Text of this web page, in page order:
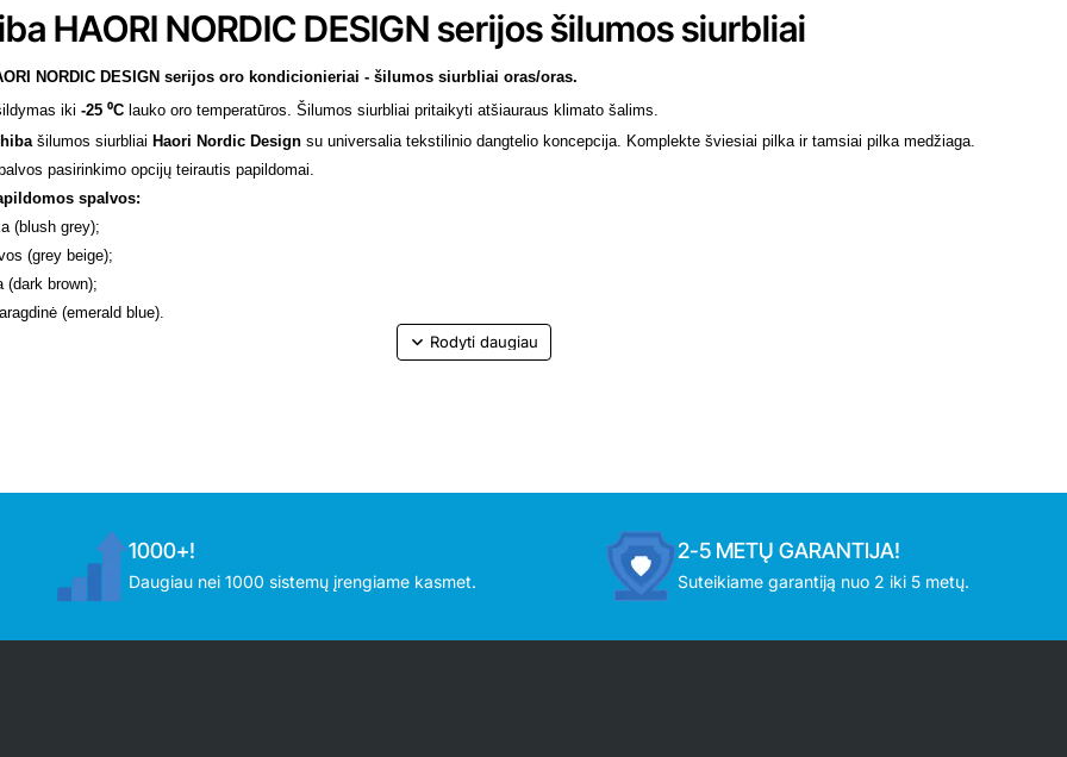
HAORI NORDIC DESIGN serijos šilumos siurbliai
NORDIC DESIGN serijos oro kondicionieriai - šilumos siurbliai oras/oras.
iki -25 ⁰C lauko oro temperatūros. Šilumos siurbliai pritaikyti atšiauraus klimato šalims.
šilumos siurbliai Haori Nordic Design su universalia tekstilinio dangtelio koncepcija. Komplekte šviesiai pilka ir tamsiai pilka medžiaga.
pasirinkimo opcijų teirautis papildomai.
spalvos:
(blush grey);
(grey beige);
(dark brown);
(emerald blue).
valdymas išmaniuoju telefonu
apdailos medžiaga
pultelis su magnetiniu laikikliu
24 mėn.
1000+!
Daugiau nei 1000 sistemų įrengiame kasmet.
2-5 METŲ GARANTIJA!
Suteikiame garantiją nuo 2 iki 5 metų.